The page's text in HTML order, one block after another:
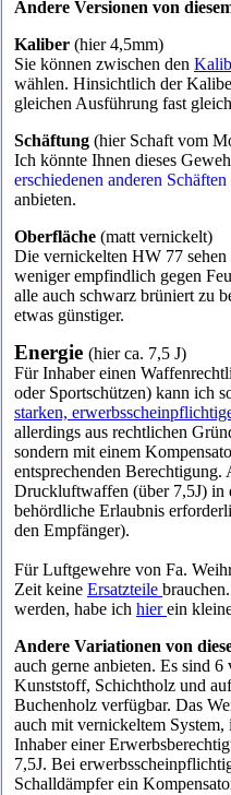
Andere Versionen von
Kaliber (hier 4,5mm)
Sie können zwischen den
wählen. Hinsichtlich der
gleichen Ausführung fast
Schäftung (hier Schaft vom
Ich könnte Ihnen dieses
erschiedenen anderen
anbieten.
Oberfläche (matt vernickelt)
Die vernickelten HW 77 sehen
weniger empfindlich gegen
alle auch schwarz brüniert zu
etwas günstiger.
Energie (hier ca. 7,5 J)
Für Inhaber einen
oder Sportschützen) kann ich
starken,
allerdings aus rechtlichen
sondern mit einem
entsprechenden Berechtigung.
Druckluftwaffen (über 7,5J) in
behördliche Erlaubnis
den Empfänger).
Für Luftgewehre von Fa.
Zeit keine Ersatzteile
werden, habe ich hierein
Andere Variationen von
auch gerne anbieten. Es sind 6
Kunststoff, Schichtholz und
Buchenholz verfügbar. Das
auch mit vernickeltem
Inhaber einer
7,5J. Bei
Schalldämpfer ein